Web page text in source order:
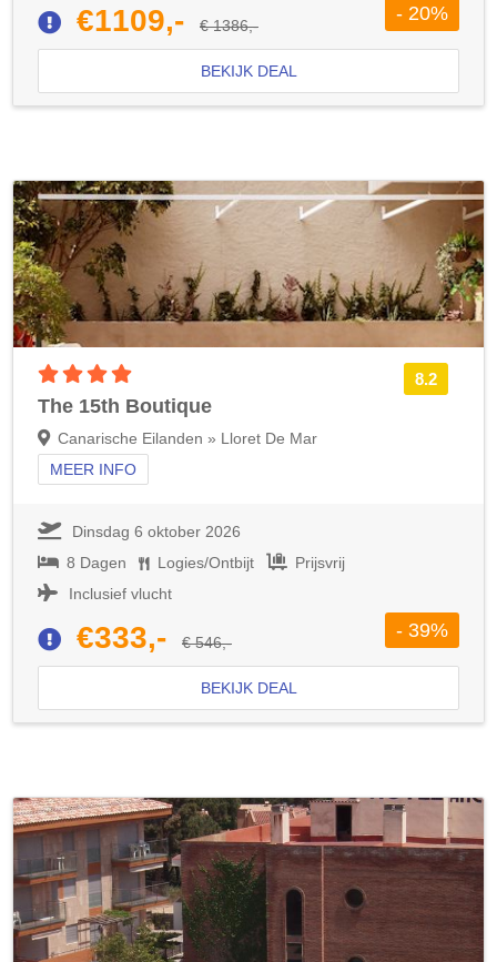
€1109,- € 1386,-
- 20%
BEKIJK DEAL
8.2
The 15th Boutique
Canarische Eilanden » Lloret De Mar
MEER INFO
Dinsdag 6 oktober 2026
8 Dagen
Logies/Ontbijt
Prijsvrij
Inclusief vlucht
€333,- € 546,-
- 39%
BEKIJK DEAL